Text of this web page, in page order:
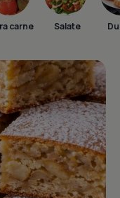
carne Salate